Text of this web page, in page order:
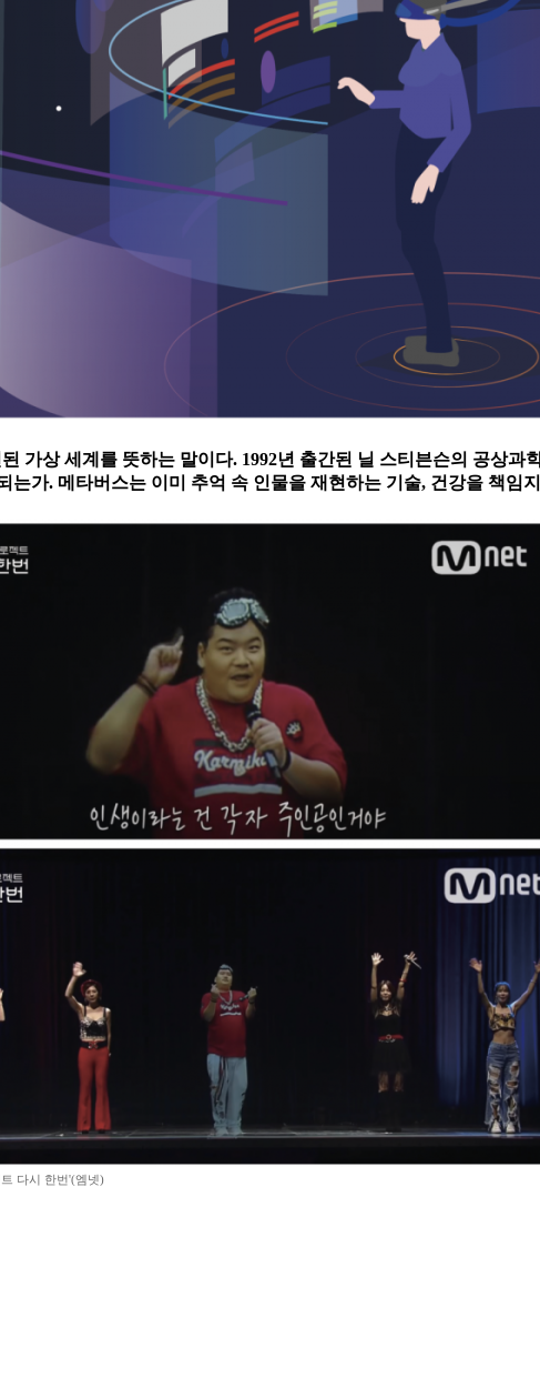
가상 세계를 뜻하는 말이다. 1992년 출간된 닐 스티븐슨의 공상과
는가. 메타버스는 이미 추억 속 인물을 재현하는 기술, 건강을 책임
다시 한번'(엠넷)